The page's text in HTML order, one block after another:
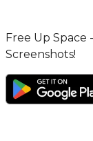
Free Up
Screenshots!